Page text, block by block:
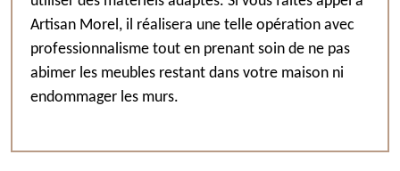
Artisan Morel, il réalisera une telle opération avec
professionnalisme tout en prenant soin de ne pas
abimer les meubles restant dans votre maison ni
endommager les murs.